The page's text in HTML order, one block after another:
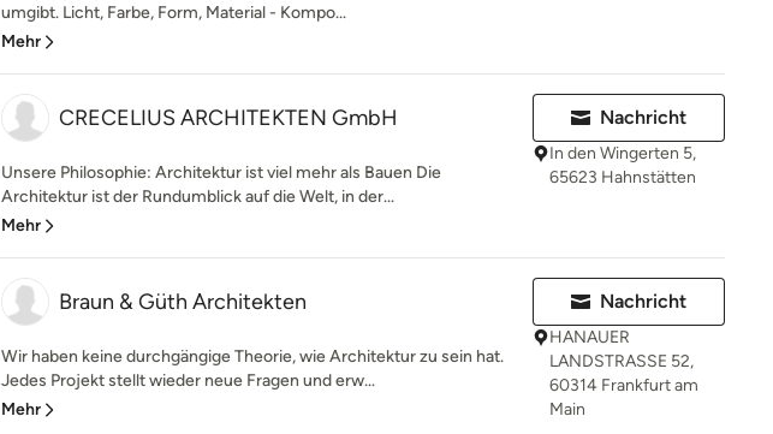
umgibt. Licht, Farbe, Form, Material - Kompo...
Mehr
CRECELIUS ARCHITEKTEN GmbH
Unsere Philosophie: Architektur ist viel mehr als Bauen Die
Architektur ist der Rundumblick auf die Welt, in der...
Mehr
Nachricht
In den Wingerten 5,
65623 Hahnstätten
Braun & Güth Architekten
Wir haben keine durchgängige Theorie, wie Architektur zu sein hat.
Jedes Projekt stellt wieder neue Fragen und erw...
Mehr
Nachricht
HANAUER
LANDSTRASSE 52,
60314 Frankfurt am
Main